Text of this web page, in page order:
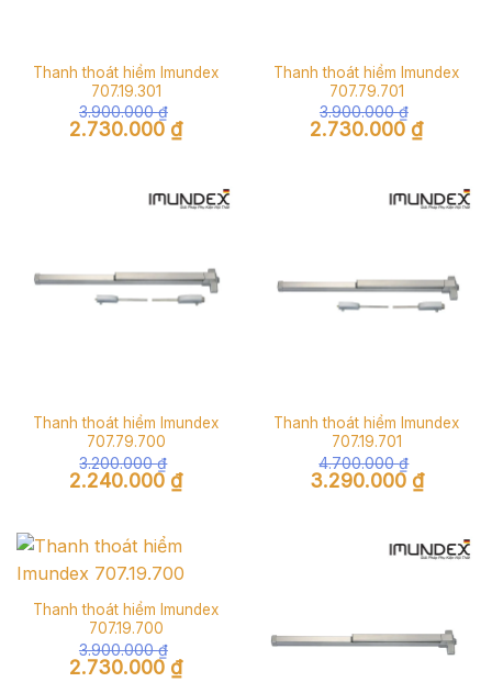
Thanh thoát hiểm Imundex
707.19.301
3.900.000₫
Giá
gốc
2.730.000 ₫Giá
hiện
Thanh thoát hiểm Imundex
707.79.701
3.900.000₫
Giá
gốc
2.730.000 ₫Giá
hiện
Thanh thoát hiểm Imundex
707.79.700
3.200.000₫
Giá
gốc
2.240.000 ₫Giá
hiện
Thanh thoát hiểm Imundex
707.19.701
4.700.000₫
Giá
gốc
3.290.000 ₫Giá
hiện
Thanh thoát hiểm Imundex
707.19.700
3.900.000₫
Giá
gốc
2.730.000₫Giá
hiện